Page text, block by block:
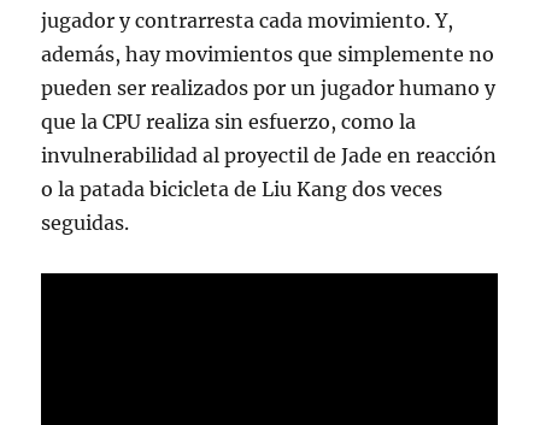
jugador y contrarresta cada movimiento. Y,
además, hay movimientos que simplemente no
pueden ser realizados por un jugador humano y
que la CPU realiza sin esfuerzo, como la
invulnerabilidad al proyectil de Jade en reacción
o la patada bicicleta de Liu Kang dos veces
seguidas.